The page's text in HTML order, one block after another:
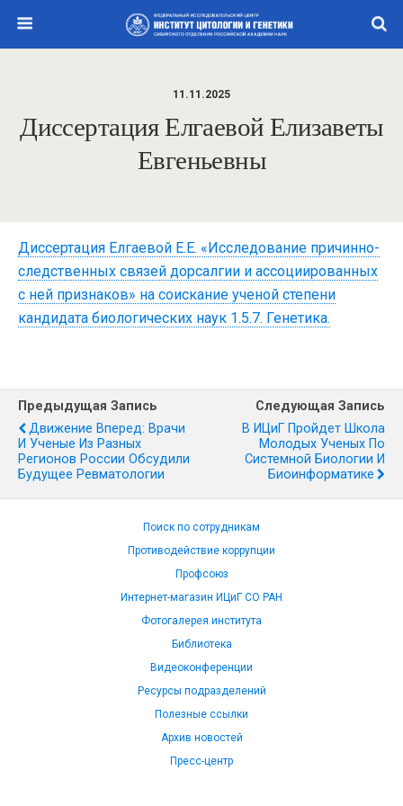
11.11.2025
Диссертация Елгаевой Елизаветы
Евгеньевны
Диссертация Елгаевой Е.Е. «Исследование причинно-
следственных связей дорсалгии и ассоциированных
с ней признаков» на соискание ученой степени
кандидата биологических наук 1.5.7. Генетика.
Предыдущая Запись
Движение Вперед: Врачи
И Ученые Из Разных
Регионов России Обсудили
Будущее Ревматологии
Следующая Запись
В ИЦиГ Пройдет Школа
Молодых Ученых По
Системной Биологии И
Биоинформатике
Поиск по сотрудникам
Противодействие коррупции
Профсоюз
Интернет-магазин ИЦиГ СО РАН
Фотогалерея института
Библиотека
Видеоконференции
Ресурсы подразделений
Полезные ссылки
Архив новостей
Пресс-центр